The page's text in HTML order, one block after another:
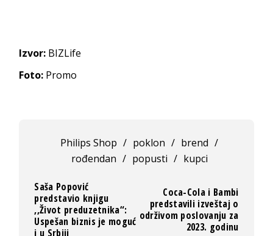
Izvor: BIZLife
Foto: Promo
Philips Shop / poklon / brend /
rođendan / popusti / kupci
Saša Popović
predstavio knjigu
,,Život preduzetnika“:
Uspešan biznis je moguć
i u Srbiji
Coca-Cola i Bambi
predstavili izveštaj o
održivom poslovanju za
2023. godinu